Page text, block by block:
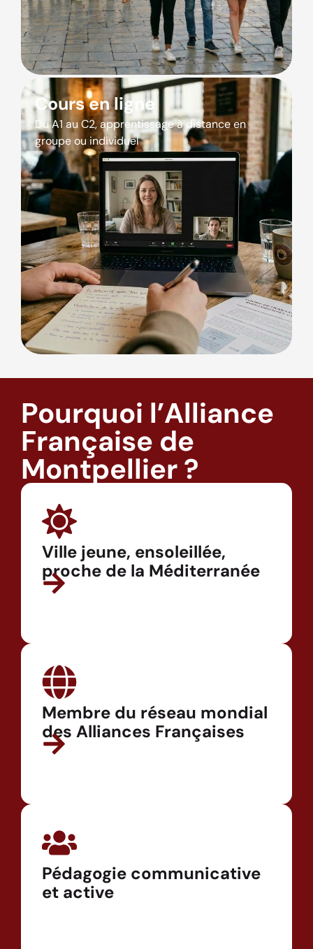
Cours en ligne
Du A1 au C2, apprentissage à distance en
groupe ou individuel
Pourquoi l’Alliance
Française de
Montpellier ?
Ville jeune, ensoleillée,
proche de la Méditerranée
Membre du réseau mondial
des Alliances Françaises
Pédagogie communicative
et active